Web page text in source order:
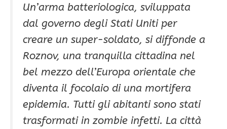
Un’arma batteriologica, sviluppata
dal governo degli Stati Uniti per
creare un super-soldato, si diffonde a
Roznov, una tranquilla cittadina nel
bel mezzo dell’Europa orientale che
diventa il focolaio di una mortifera
epidemia. Tutti gli abitanti sono stati
trasformati in zombie infetti. La città